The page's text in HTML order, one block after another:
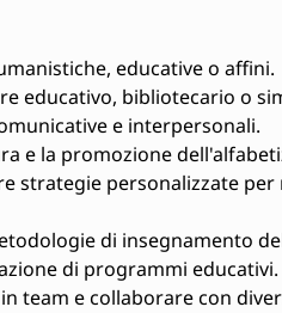
educative o affini.
educativo, bibliotecario o
e interpersonali.
e la promozione
strategie personalizzate
di insegnamento
di programmi educativi.
team e collaborare con